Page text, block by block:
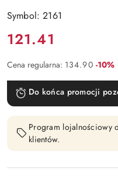
Symbol: 2161
Cena:
121.41
Cena regularna: 134.90 Rabat:
-10%
Do końca promocji
Program lojalnościowy
klientów.